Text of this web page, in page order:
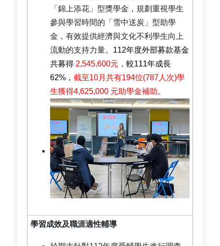
「錦上添花」型獎學金，規劃重視學生
參與學習時間的「雪中送炭」型助學
金，有效提供經濟與文化不利學生向上
流動的支持力量。 112年度外部募款基金
共募得 2,545,600元，較111年成長
62%，截至10月共有194位(787人次)學
生獲得4,625,000 元助學金補助。
學習成效及職涯適性輔導